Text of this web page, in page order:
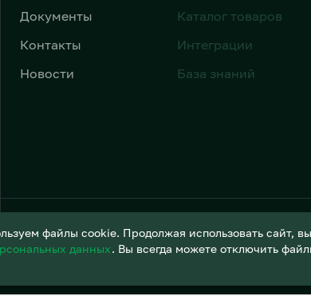
Документы
Контакты
Новости
Каталог товаров
Интеграции
База знаний
файлы cookie. Продолжая использовать сайт,
данных. Вы всегда можете отключить